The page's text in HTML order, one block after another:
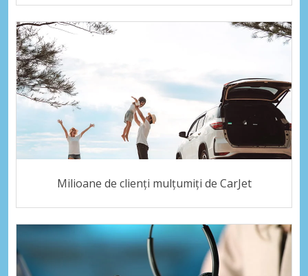
Milioane de clienți mulțumiți de CarJet